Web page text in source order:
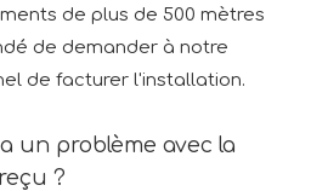
de plus de 500 mètres
de demander à notre
de facturer l'installation.
un problème avec la
?